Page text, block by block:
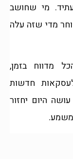
מי שחושב
מדי שזה עלה
מדווח בזמן,
חדשות
היום יחזור
משמע.